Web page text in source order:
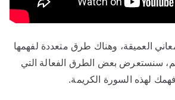
العميقة، وهناك طرق متعددة لفهمها
سنستعرض بعض الطرق الفعالة التي
لهذه السورة الكريمة.